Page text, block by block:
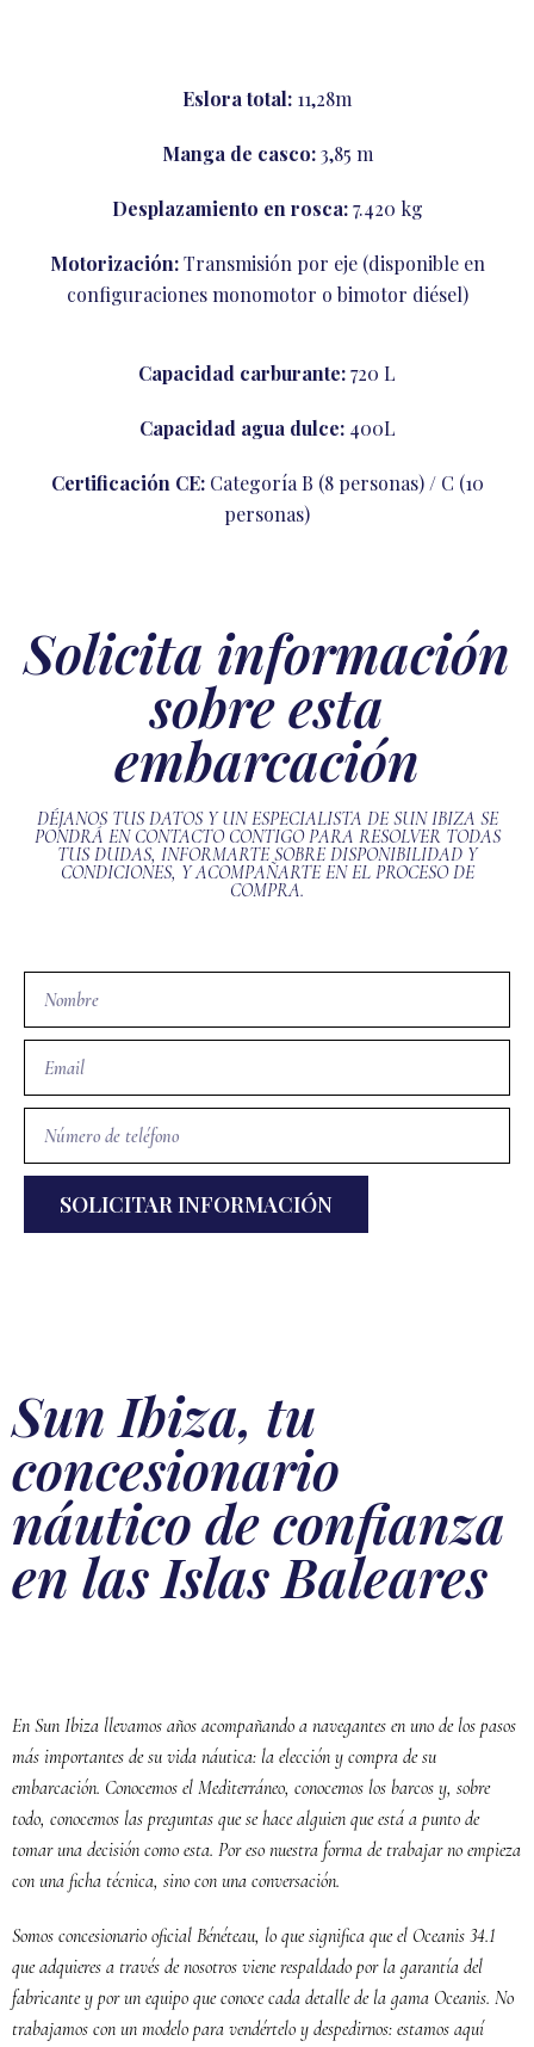
Eslora total: 11,28m
Manga de casco:3,85 m
Desplazamiento en rosca:7.420 kg
Motorización:Transmisión por eje (disponible en
configuraciones monomotor o bimotor diésel)
Capacidad carburante:720 L
Capacidad agua dulce:400L
Certificación CE:Categoría B (8 personas) / C (10
personas)
Solicita información
sobre esta
embarcación
DÉJANOS TUS DATOS Y UN ESPECIALISTA DE SUN IBIZA SE
PONDRÁ EN CONTACTO CONTIGO PARA RESOLVER TODAS
TUS DUDAS, INFORMARTE SOBRE DISPONIBILIDAD Y
CONDICIONES, Y ACOMPAÑARTE EN EL PROCESO DE
COMPRA.
SOLICITAR INFORMACIÓN
Sun Ibiza, tu
concesionario
náutico de confianza
en las Islas Baleares
En Sun Ibiza llevamos años acompañando a navegantes en uno de los pasos
más importantes de su vida náutica: la elección y compra de su
embarcación. Conocemos el Mediterráneo, conocemos los barcos y, sobre
todo, conocemos las preguntas que se hace alguien que está a punto de
tomar una decisión como esta. Por eso nuestra forma de trabajar no empieza
con una ficha técnica, sino con una conversación.
Somos concesionario oficial Bénéteau, lo que significa que el Oceanis 34.1
que adquieres a través de nosotros viene respaldado por la garantía del
fabricante y por un equipo que conoce cada detalle de la gama Oceanis. No
trabajamos con un modelo para vendértelo y despedirnos: estamos aquí